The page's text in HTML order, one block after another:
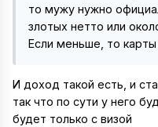
то мужу нужно
злотых нетто или
Если меньше, то карты
И доход такой есть, и
так что по сути у него
будет только с визой